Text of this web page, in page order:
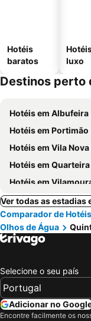
Hotéis
baratos
luxo
Destinos perto
Hotéis em Albufeira
Hotéis em Portimão
Hotéis em Vila Nova de
Hotéis em Quarteira
Hotéis em
Ver todas as estadias
Comparador de Hotéis
Olhos de Água
Selecione o seu país
Adicionar no
Encontre facilmente os